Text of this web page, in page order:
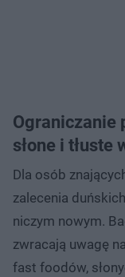
Ograniczanie
słone i tłuste
Dla osób
zalecenia
niczym nowym.
zwracają uwagę
fast foodów,